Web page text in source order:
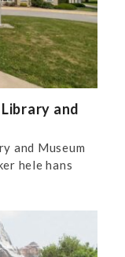
and
and Museum
hele hans